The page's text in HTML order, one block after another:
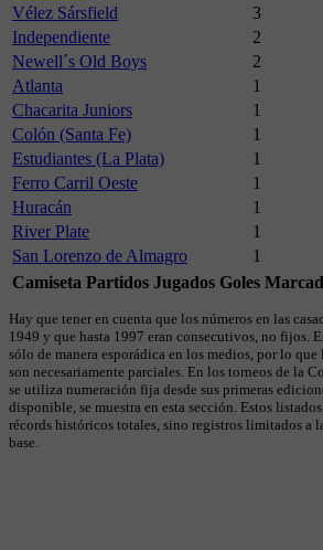
Vélez Sársfield
3
Independiente
2
Newell´s Old Boys
2
Atlanta
1
Chacarita Juniors
1
Colón (Santa Fe)
1
Estudiantes (La Plata)
1
Ferro Carril Oeste
1
Huracán
1
River Plate
1
San Lorenzo de Almagro
1
Camiseta Partidos Jugados Goles
Hay que tener en cuenta que los números en las
1949 y que hasta 1997 eran consecutivos, no fijos.
sólo de manera esporádica en los medios, por lo
son necesariamente parciales. En los torneos de la
se utiliza numeración fija desde sus primeras
disponible, se muestra en esta sección. Estos
récords históricos totales, sino registros limitados a
base.